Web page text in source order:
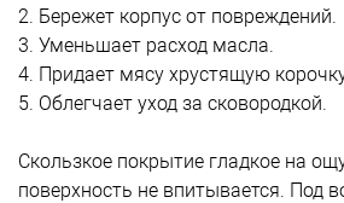
2. Бережет корпус от повреждений.
3. Уменьшает расход масла.
4. Придает мясу хрустящую
5. Облегчает уход за сковородкой.
Скользкое покрытие гладкое на
поверхность не впитывается. Под